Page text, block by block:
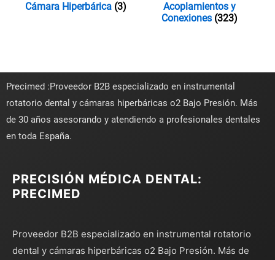
Cámara Hiperbárica (3)
Acoplamientos y
Conexiones (323)
Precimed :Proveedor B2B especializado en instrumental
rotatorio dental y cámaras hiperbáricas o2 Bajo Presión. Más
de 30 años asesorando y atendiendo a profesionales dentales
en toda España.
PRECISIÓN MÉDICA DENTAL:
PRECIMED
Proveedor B2B especializado en instrumental rotatorio
dental y cámaras hiperbáricas o2 Bajo Presión. Más de